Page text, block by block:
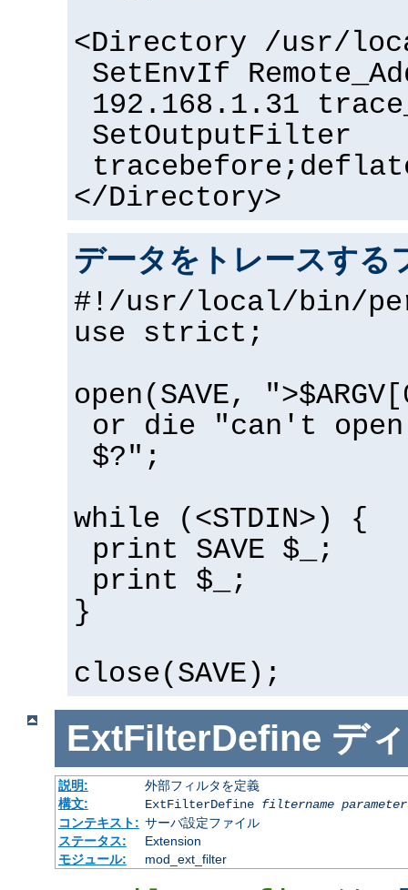
<Directory /usr/
SetEnvIf
192.168.1.31
SetOutputFilter
</Directory>
データをトレースする
#!/usr/local/bin/
use strict;
open(SAVE,
or die "can't open
$?";
while (<STDIN>) {
print SAVE $_;
print $_;
}
close(SAVE);
ExtFilterDefine デ
説明:
外部フィルタを定義
構文:
ExtFilterDefine filtername
コンテキスト: サーバ設定ファイル
ステータス:
Extension
モジュール:
mod_ext_filter